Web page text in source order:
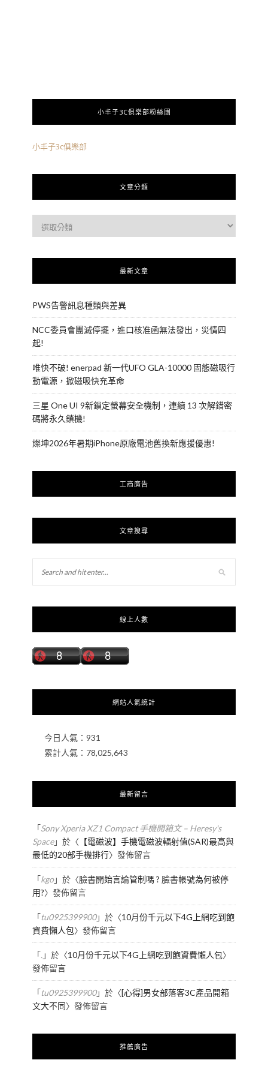
小丰子3C俱樂部粉絲團
小丰子3c俱樂部
文章分類
最新文章
PWS告警訊息種類與差異
NCC委員會團滅停擺，進口核准函無法發出，災情四
起!
唯快不破! enerpad 新一代UFO GLA-10000 固態磁吸行
動電源，掀磁吸快充革命
三星 One UI 9新鎖定螢幕安全機制，連續 13 次解錯密
碼將永久鎖機!
燦坤2026年暑期iPhone原廠電池舊換新應援優惠!
工商廣告
文章搜尋
線上人數
網站人氣統計
今日人氣： 931
累計人氣： 78,025,643
最新留言
「Sony Xperia XZ1 Compact 手機開箱文 – Heresy's
Space」於〈 【電磁波】手機電磁波輻射值(SAR)最高與
最低的20部手機排行〉發佈留言
「kgo」於〈臉書開始言論管制嗎 ? 臉書帳號為何被停
用?〉發佈留言
「tu0925399900」於〈10月份千元以下4G上網吃到飽
資費懶人包〉發佈留言
「.」於〈10月份千元以下4G上網吃到飽資費懶人包〉
發佈留言
「tu0925399900」於〈[心得]男女部落客3C產品開箱
文大不同〉發佈留言
推薦廣告